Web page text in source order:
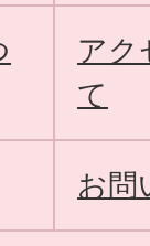
アク
て
お問